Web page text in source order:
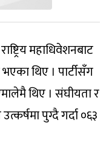
महाधिवेशनबाट
थिए । पार्टीसँग
थिए । संघीयता र
पुग्दै गर्दा ०६३